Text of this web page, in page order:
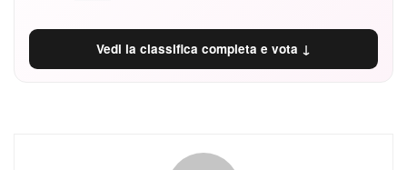
Vedi la classifica completa e vota ↓